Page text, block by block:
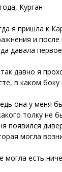
Курган
я пришла к
и
давала
давно я
в каком
она у меня
толку не
появился
могла
могла есть